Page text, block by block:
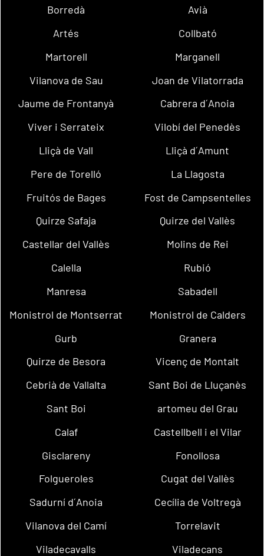
Borredà
Avià
Artés
Collbató
Martorell
Marganell
Vilanova de Sau
Joan de Vilatorrada
Jaume de Frontanyà
Cabrera d´Anoia
Viver i Serrateix
Vilobí del Penedès
Lliçà de Vall
Lliçà d´Amunt
Pere de Torelló
La Llagosta
Fruitós de Bages
Fost de Campsentelles
Quirze Safaja
Quirze del Vallès
Castellar del Vallès
Molins de Rei
Calella
Rubió
Manresa
Sabadell
Monistrol de Montserrat
Monistrol de Calders
Gurb
Granera
Quirze de Besora
Vicenç de Montalt
Cebrià de Vallalta
Sant Boi de Lluçanès
Sant Boi
artomeu del Grau
Calaf
Castellbell i el Vilar
Gisclareny
Fonollosa
Folgueroles
Cugat del Vallès
Sadurní d´Anoia
Cecília de Voltregà
Vilanova del Camí
Torrelavit
Viladecavalls
Viladecans